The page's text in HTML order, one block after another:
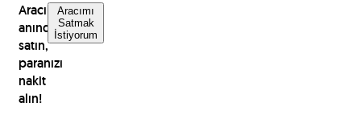
Aracınızı
anında
satın,
paranızı
nakit
alın!
Aracımı
Satmak
İstiyorum